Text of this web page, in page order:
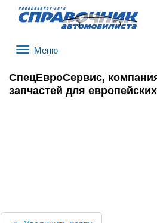
СпецЕвроСервис,
запчастей для